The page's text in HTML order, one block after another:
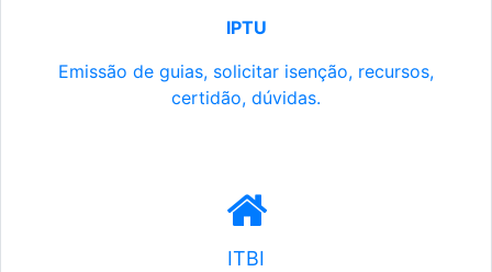
IPTU
Emissão de guias, solicitar isenção, recursos,
certidão, dúvidas.
ITBI